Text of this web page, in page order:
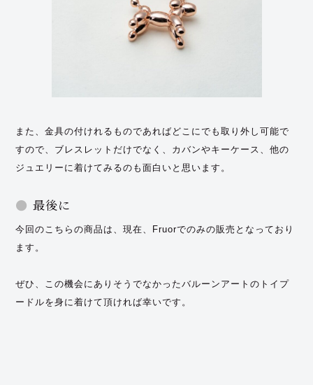
また、金具の付けれるものであればどこにでも取り外し可能で
すので、ブレスレットだけでなく、カバンやキーケース、他の
ジュエリーに着けてみるのも面白いと思います。
最後に
今回のこちらの商品は、現在、Fruorでのみの販売となっており
ます。
ぜひ、この機会にありそうでなかったバルーンアートのトイプ
ードルを身に着けて頂ければ幸いです。